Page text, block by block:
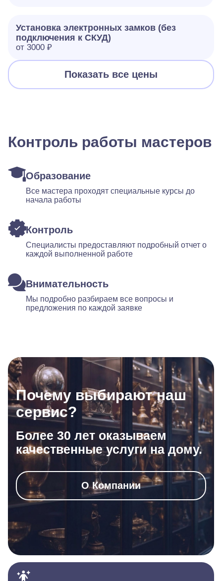
Установка электронных замков (без
подключения к СКУД)
от 3000 ₽
Показать все цены
Контроль работы мастеров
Образование
Все мастера проходят специальные курсы до
начала работы
Контроль
Специалисты предоставляют подробный отчет о
каждой выполненной работе
Внимательность
Мы подробно разбираем все вопросы и
предложения по каждой заявке
Почему выбирают наш
сервис?
Более 30 лет оказываем
качественные услуги на дому.
О Компании